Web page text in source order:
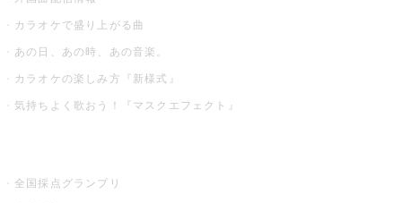
カラオケで盛り上がる曲
あの日、あの時、あの音楽。
カラオケの楽しみ方『新様式』
気持ちよく歌おう！『マスクエフェクト』
全国採点グランプリ